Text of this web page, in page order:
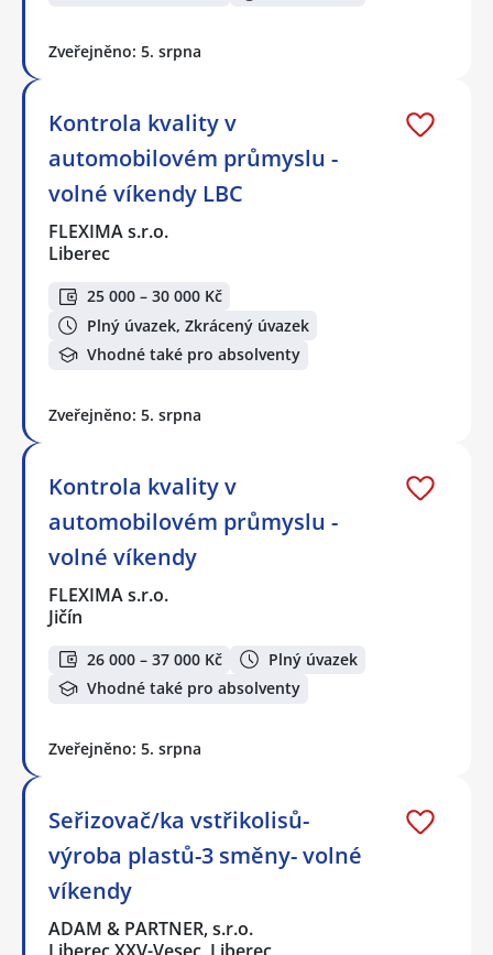
Zveřejněno: 5. srpna
Kontrola kvality v
automobilovém průmyslu -
volné víkendy LBC
FLEXIMA s.r.o.
Liberec
25 000 – 30 000 Kč
Plný úvazek, Zkrácený úvazek
Vhodné také pro absolventy
Zveřejněno: 5. srpna
Kontrola kvality v
automobilovém průmyslu -
volné víkendy
FLEXIMA s.r.o.
Jičín
26 000 – 37 000 Kč
Plný úvazek
Vhodné také pro absolventy
Zveřejněno: 5. srpna
Seřizovač/ka vstřikolisů-
výroba plastů-3 směny- volné
víkendy
ADAM & PARTNER, s.r.o.